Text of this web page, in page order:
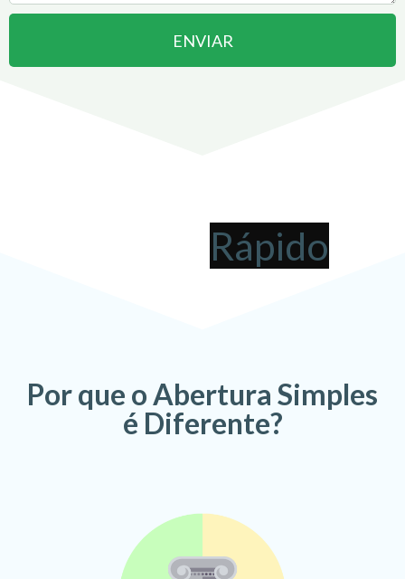
ENVIAR
pode ser !
Por que o Abertura Simples
é Diferente?